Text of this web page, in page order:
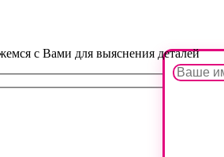
с Вами для выяснения деталей